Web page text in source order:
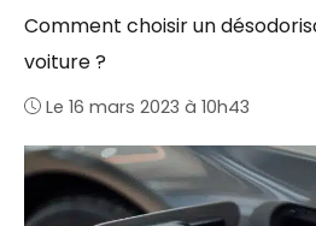
Comment choisir un
voiture ?
Le 16 mars 2023 à 10h43